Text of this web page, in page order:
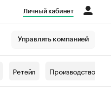
Личный кабинет
Управлять компанией
Ретейл Производство